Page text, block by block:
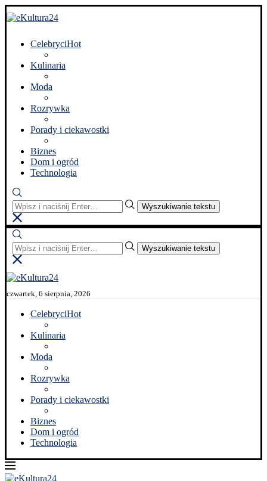
CelebryciHot
Kulinaria
Moda
Rozrywka
Porady i ciekawostki
Biznes
Dom i ogród
Technologia
Wyszukiwanie tekstu
Wyszukiwanie tekstu
czwartek, 6 sierpnia, 2026
CelebryciHot
Kulinaria
Moda
Rozrywka
Porady i ciekawostki
Biznes
Dom i ogród
Technologia